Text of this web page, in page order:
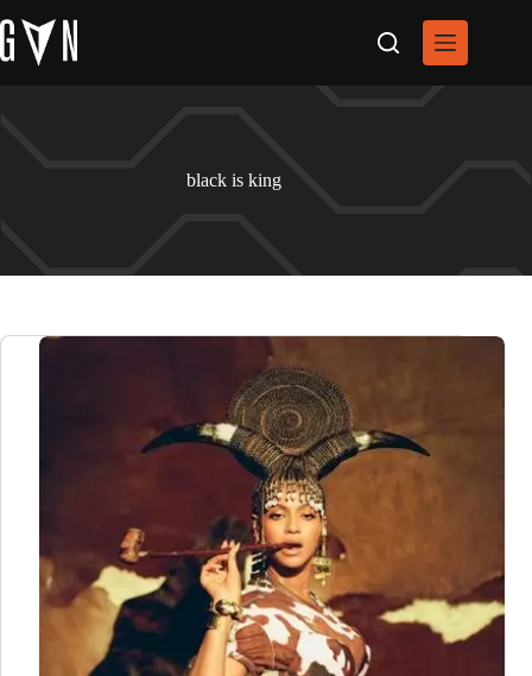
para
o
conteúdo
black is king